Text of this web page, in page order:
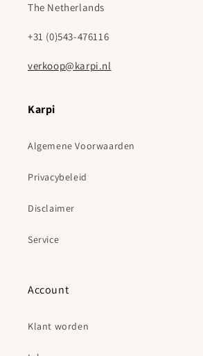
The Netherlands
+31 (0)543-476116
verkoop@karpi.nl
Karpi
Algemene Voorwaarden
Privacybeleid
Disclaimer
Service
Account
Klant worden